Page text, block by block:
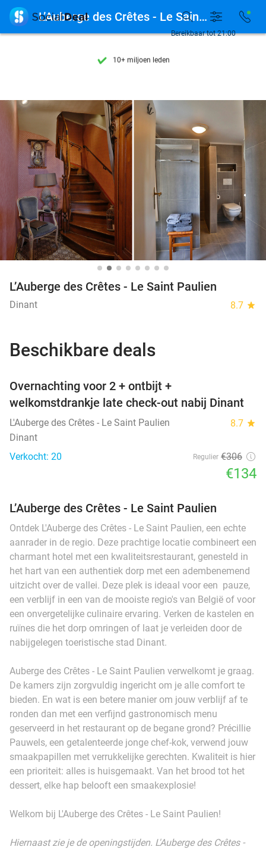
7 dagen per week beschikbaar
7 dagen per week beschikbaar
10+ miljoen leden
Bereikbaar tot 21:00
 L’Auberge des Crêtes - Le Saint Paulien
L’Auberge des Crêtes - Le Saint Paulien
Dinant 8.7 star
Beschikbare deals
Overnachting voor 2 + ontbijt +
welkomstdrankje late check-out nabij Dinant
L'Auberge des Crêtes - Le Saint Paulien 8.7 star
Dinant
Verkocht: 20
Regulier €306
€134
L’Auberge des Crêtes - Le Saint Paulien
Ontdek L'Auberge des Crêtes - Le Saint Paulien, een echte
aanrader in de regio. Deze prachtige locatie combineert een
charmant hotel met een kwaliteitsrestaurant, genesteld in
het hart van een authentiek dorp met een adembenemend
uitzicht over de vallei. Deze plek is ideaal voor een pauze,
een verblijf in een van de mooiste regio's van België of voor
een onvergetelijke culinaire ervaring. Verken de kastelen en
ruïnes die het dorp omringen of laat je verleiden door de
nabijgelegen toeristische stad Dinant.
Auberge des Crêtes - Le Saint Paulien verwelkomt je graag.
De kamers zijn zorgvuldig ingericht om je alle comfort te
bieden. En wat is een betere manier om jouw verblijf af te
ronden dan met een verfijnd gastronomisch menu
geserveerd in het restaurant op de begane grond? Précillie
Pauwels, een getalenteerde jonge chef-kok, verwend jouw
smaakpapillen met verrukkelijke gerechten. Kwaliteit is hier
een prioriteit: alles is huisgemaakt. Van het brood tot het
dessert, elke hap belooft een smaakexplosie!
Welkom bij L'Auberge des Crêtes - Le Saint Paulien!
Hiernaast zie je de openingstijden. L'Auberge des Crêtes -